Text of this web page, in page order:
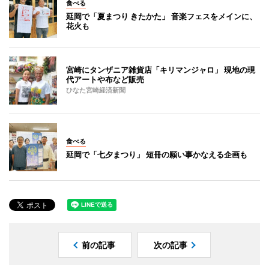
食べる
延岡で「夏まつり きたかた」 音楽フェスをメインに、
花火も
宮崎にタンザニア雑貨店「キリマンジャロ」 現地の現
代アートや布など販売
ひなた宮崎経済新聞
食べる
延岡で「七夕まつり」 短冊の願い事かなえる企画も
前の記事 次の記事